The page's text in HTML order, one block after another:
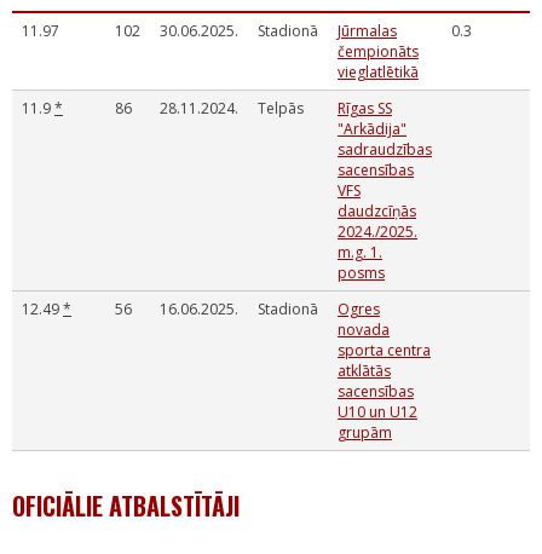
11.97 102 30.06.2025. Stadionā
Jūrmalas
čempionāts
vieglatlētikā
0.3
11.9* 86 28.11.2024. Telpās
Rīgas SS
"Arkādija"
sadraudzības
sacensības
VFS
daudzcīņās
2024./2025.
m.g. 1.
posms
12.49* 56 16.06.2025. Stadionā
Ogres
novada
sporta centra
atklātās
sacensības
U10 un U12
grupām
OFICIĀLIE ATBALSTĪTĀJI